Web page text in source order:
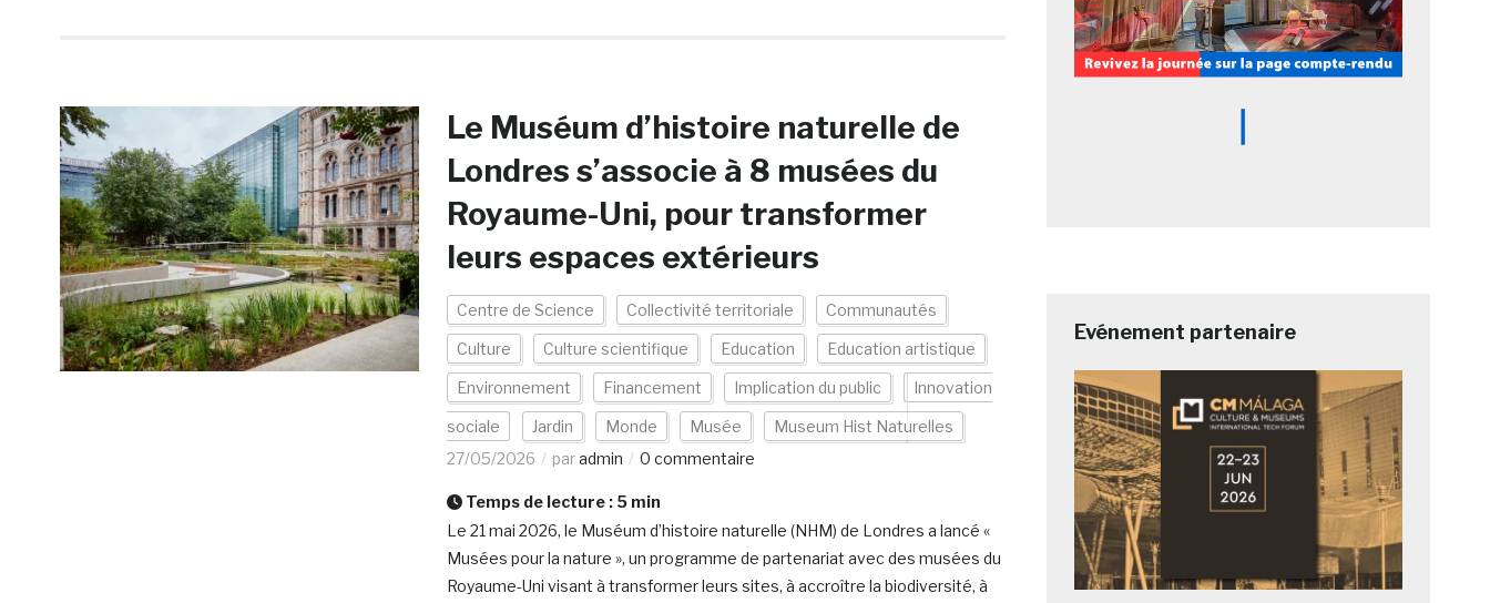
Le Muséum d’histoire naturelle de
Londres s’associe à 8 musées du
Royaume-Uni, pour transformer
leurs espaces extérieurs
Centre de Science Collectivité territoriale Communautés
Culture Culture scientifique Education Education artistique
Environnement Financement Implication du public Innovation
sociale Jardin Monde Musée
Museum Hist Naturelles
27/05/2026
paradmin 0 commentaire
Temps de lecture : 5 min
Le 21 mai 2026, le Muséum d’histoire naturelle (NHM) de Londres a lancé «
Musées pour la nature », un programme de partenariat avec des musées du
Royaume-Uni visant à transformer leurs sites, à accroître la biodiversité, à
Evénement partenaire